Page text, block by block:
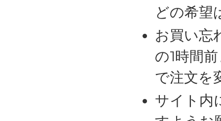
どの希望
お買い忘
の1時間
で注文を
サイト内